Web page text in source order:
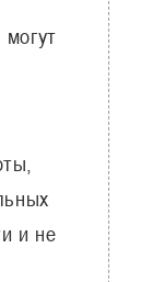
и не